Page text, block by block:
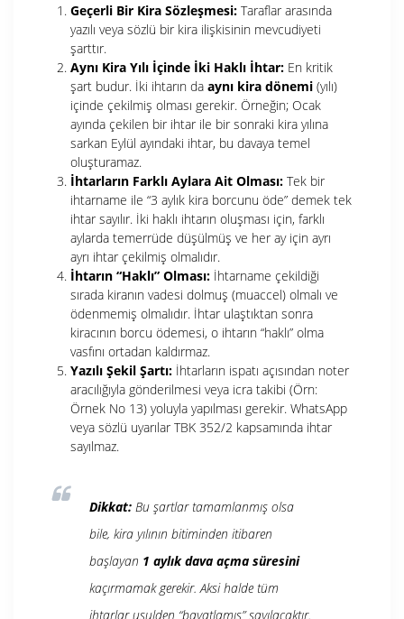
Geçerli Bir Kira Sözleşmesi: Taraflar arasında
yazılı veya sözlü bir kira ilişkisinin mevcudiyeti
şarttır.
Aynı Kira Yılı İçinde İki Haklı İhtar: En kritik
şart budur. İki ihtarın da aynı kira dönemi (yılı)
içinde çekilmiş olması gerekir. Örneğin; Ocak
ayında çekilen bir ihtar ile bir sonraki kira yılına
sarkan Eylül ayındaki ihtar, bu davaya temel
oluşturamaz.
İhtarların Farklı Aylara Ait Olması: Tek bir
ihtarname ile “3 aylık kira borcunu öde” demek tek
ihtar sayılır. İki haklı ihtarın oluşması için, farklı
aylarda temerrüde düşülmüş ve her ay için ayrı
ayrı ihtar çekilmiş olmalıdır.
İhtarın “Haklı” Olması: İhtarname çekildiği
sırada kiranın vadesi dolmuş (muaccel) olmalı ve
ödenmemiş olmalıdır. İhtar ulaştıktan sonra
kiracının borcu ödemesi, o ihtarın “haklı” olma
vasfını ortadan kaldırmaz.
Yazılı Şekil Şartı: İhtarların ispatı açısından noter
aracılığıyla gönderilmesi veya icra takibi (Örn:
Örnek No 13) yoluyla yapılması gerekir. WhatsApp
veya sözlü uyarılar TBK 352/2 kapsamında ihtar
sayılmaz.
Dikkat: Bu şartlar tamamlanmış olsa
bile, kira yılının bitiminden itibaren
başlayan 1 aylık dava açma süresini
kaçırmamak gerekir. Aksi halde tüm
ihtarlar usulden “bayatlamış” sayılacaktır.